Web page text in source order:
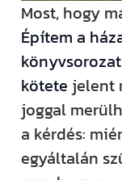
Most, hogy
Építem a
kötete jelent
joggal
a kérdés:
egyáltalán